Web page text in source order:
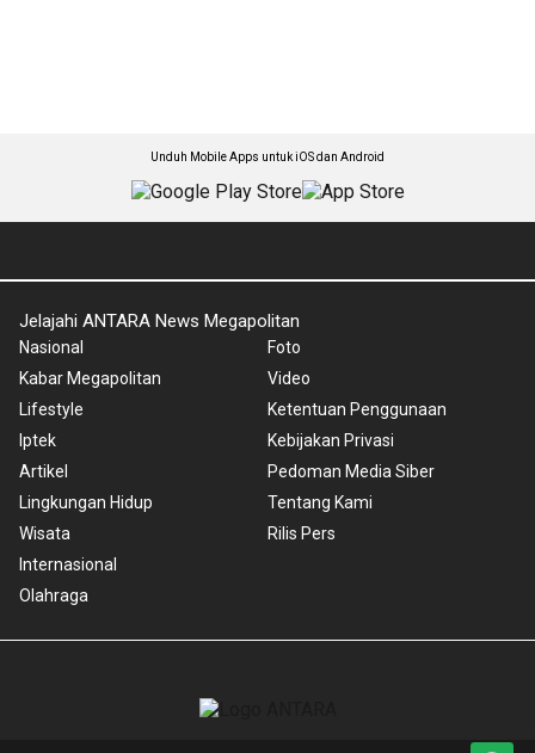
Unduh Mobile Apps untuk iOS dan Android
Jelajahi ANTARA News Megapolitan
Nasional
Kabar Megapolitan
Lifestyle
Iptek
Artikel
Lingkungan Hidup
Wisata
Internasional
Olahraga
Foto
Video
Ketentuan Penggunaan
Kebijakan Privasi
Pedoman Media Siber
Tentang Kami
Rilis Pers